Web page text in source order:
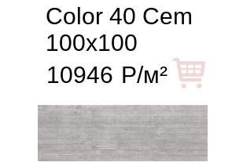
Color 40 Cem
100x100
10946 Р/м²